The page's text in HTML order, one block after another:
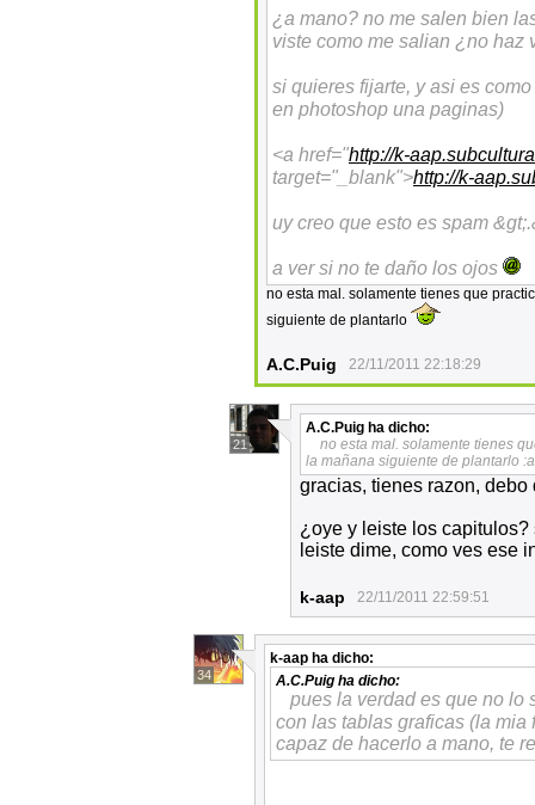
¿a mano? no me salen bien
viste como me salian ¿no haz
si quieres fijarte, y asi es
en photoshop una paginas)
<a href="http://k-
target="_blank">http://k-
uy creo que esto es spam
a ver si no te daño los ojos
no esta mal. solamente tienes que
siguiente de plantarlo
A.C.Puig 22/11/2011 22:18:29
21
A.C.Puig ha dicho:
no esta mal. solamente tienes
la mañana siguiente de plantarlo
gracias, tienes razon,
¿oye y leiste los
leiste dime, como ves ese
k-aap 22/11/2011 22:59:51
34
k-aap ha dicho:
A.C.Puig ha dicho:
pues la verdad es que no lo
con las tablas graficas (la mia
capaz de hacerlo a mano, te